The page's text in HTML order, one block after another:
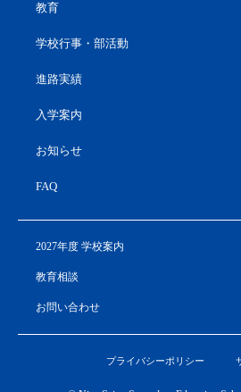
教育
学校行事・部活動
進路実績
入学案内
お知らせ
FAQ
2027年度 学校案内
教育相談
お問い合わせ
プライバシーポリシー